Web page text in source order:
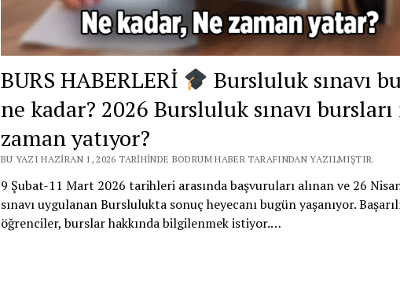
BURS HABERLERİ
Bursluluk sınavı
ne kadar? 2026 Bursluluk sınavı bursları
zaman yatıyor?
BU YAZI HAZIRAN 1, 2026 TARIHINDE BODRUM HABER TARAFINDAN YAZILMIŞTIR.
9 Şubat-11 Mart 2026 tarihleri arasında başvuruları alınan ve 26
sınavı uygulanan Burslulukta sonuç heyecanı bugün yaşanıyor.
öğrenciler, burslar hakkında bilgilenmek istiyor.…